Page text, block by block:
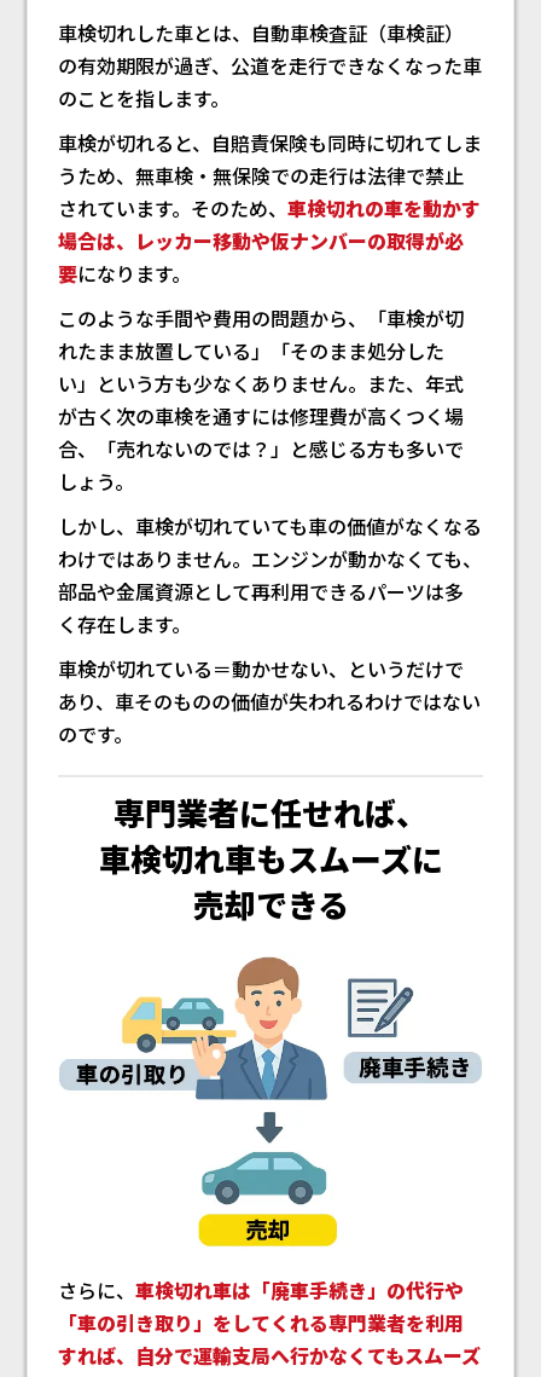
車検切れした車とは、自動車検査証（車検証）
の有効期限が過ぎ、公道を走行できなくなった車
のことを指します。
車検が切れると、自賠責保険も同時に切れてしま
うため、無車検・無保険での走行は法律で禁止
されています。そのため、車検切れの車を動かす
場合は、レッカー移動や仮ナンバーの取得が必
要になります。
このような手間や費用の問題から、「車検が切
れたまま放置している」「そのまま処分した
い」という方も少なくありません。また、年式
が古く次の車検を通すには修理費が高くつく場
合、「売れないのでは？」と感じる方も多いで
しょう。
しかし、車検が切れていても車の価値がなくなる
わけではありません。エンジンが動かなくても、
部品や金属資源として再利用できるパーツは多
く存在します。
車検が切れている＝動かせない、というだけで
あり、車そのものの価値が失われるわけではない
のです。
専門業者に任せれば、
車検切れ車もスムーズに
売却できる
さらに、車検切れ車は「廃車手続き」の代行や
「車の引き取り」をしてくれる専門業者を利用
すれば、自分で運輸支局へ行かなくてもスムーズ